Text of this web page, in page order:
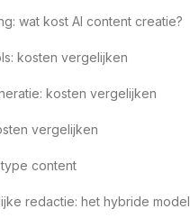
wat kost AI content creatie?
kosten vergelijken
kosten vergelijken
vergelijken
content
redactie: het hybride model